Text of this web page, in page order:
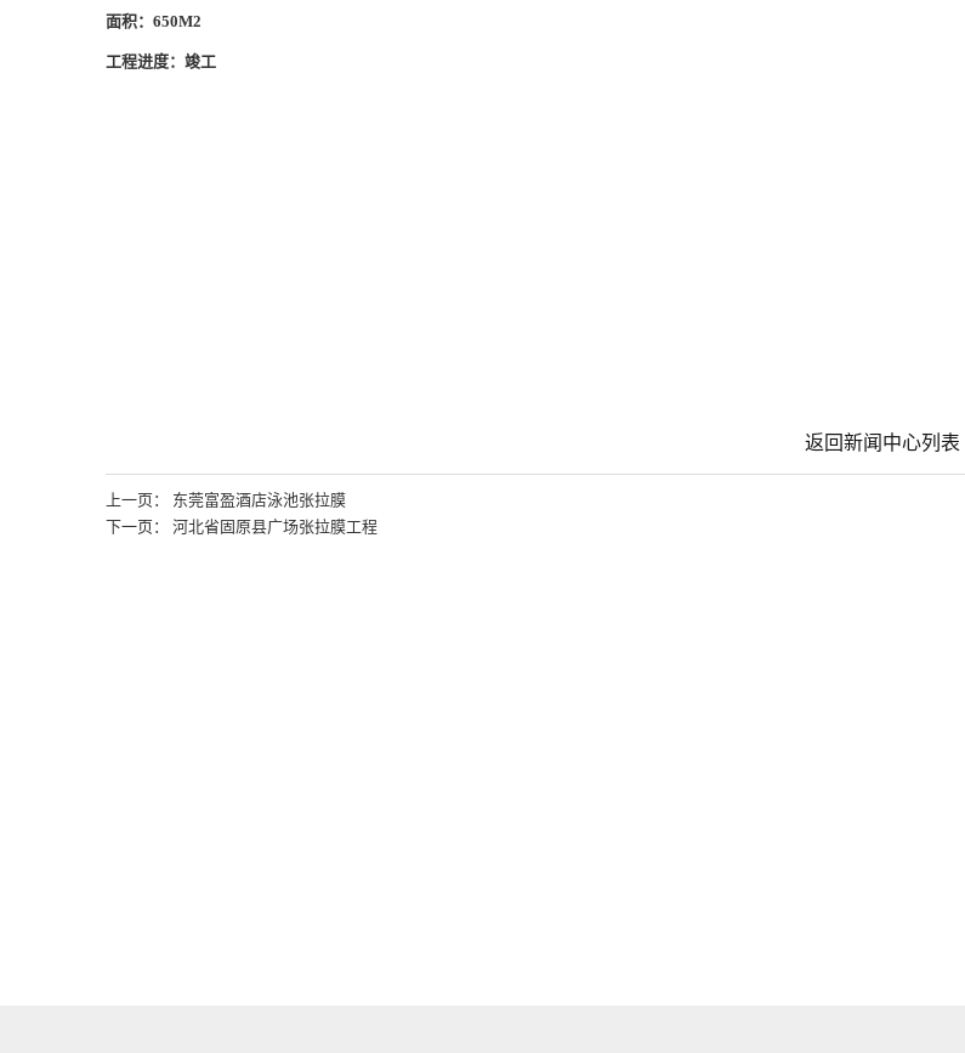
面积：650M2
工程进度：竣工
返回新闻中心列表
上一页： 东莞富盈酒店泳池张拉膜
下一页： 河北省固原县广场张拉膜工程